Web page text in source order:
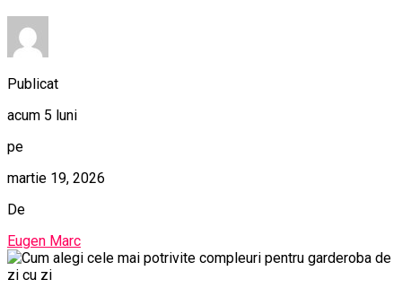
Publicat
acum 5 luni
pe
martie 19, 2026
De
Eugen Marc